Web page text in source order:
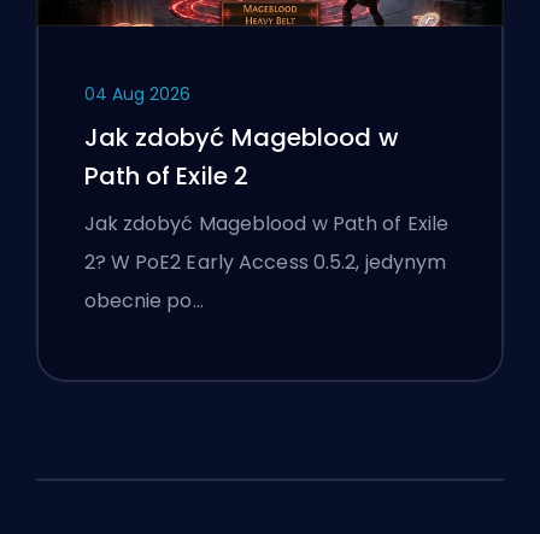
04 Aug 2026
Jak zdobyć Mageblood w
Path of Exile 2
Jak zdobyć Mageblood w Path of Exile
2? W PoE2 Early Access 0.5.2, jedynym
obecnie po…